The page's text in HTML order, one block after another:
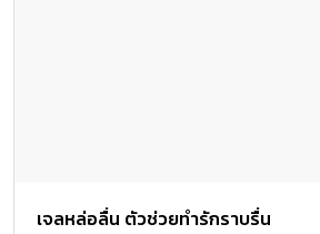
เจลหล่อลื่น ตัวช่วยทำรักราบรื่น